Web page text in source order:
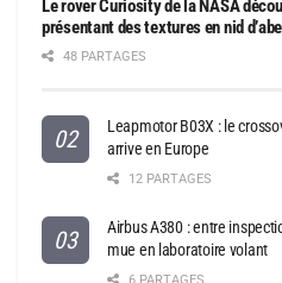
Le rover Curiosity de la NASA
présentant des textures en nid
48 PARTAGES
Leapmotor B03X : le
arrive en Europe
12 PARTAGES
Airbus A380 : entre
mue en laboratoire volant
6 PARTAGES